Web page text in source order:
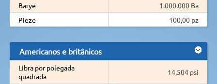
Barye
1.000.000 Ba
Pieze
100,00 pz
Americanos e britânicos
Libra por polegada
quadrada
14,504 psi